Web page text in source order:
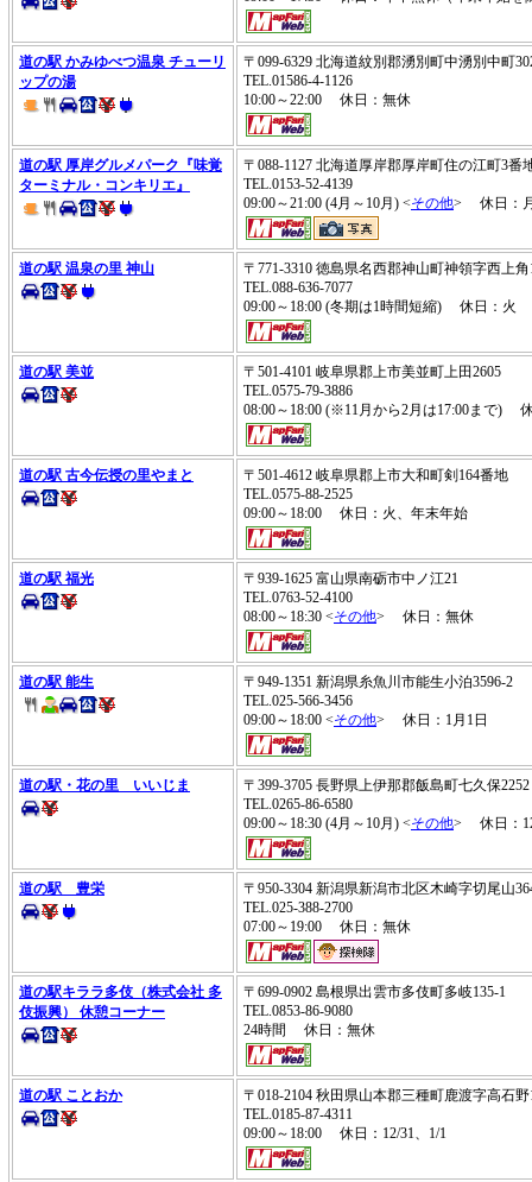
道の駅 かみゆべつ温泉 チューリ
ップの湯
〒099-6329 北海道紋別郡湧別町中湧別中町
TEL.01586-4-1126
10:00～22:00 休日：無休
道の駅 厚岸グルメパーク『味覚
ターミナル・コンキリエ』
〒088-1127 北海道厚岸郡厚岸町住の江町3
TEL.0153-52-4139
09:00～21:00 (4月～10月) <その他> 休日：月
道の駅 温泉の里 神山
〒771-3310 徳島県名西郡神山町神領字西上
TEL.088-636-7077
09:00～18:00 (冬期は1時間短縮) 休日：火
道の駅 美並
〒501-4101 岐阜県郡上市美並町上田2605
TEL.0575-79-3886
08:00～18:00 (※11月から2月は17:00まで)
道の駅 古今伝授の里やまと
〒501-4612 岐阜県郡上市大和町剣164番地
TEL.0575-88-2525
09:00～18:00 休日：火、年末年始
道の駅 福光
〒939-1625 富山県南砺市中ノ江21
TEL.0763-52-4100
08:00～18:30 <その他> 休日：無休
道の駅 能生
〒949-1351 新潟県糸魚川市能生小泊3596-2
TEL.025-566-3456
09:00～18:00 <その他> 休日：1月1日
道の駅・花の里 いいじま
〒399-3705 長野県上伊那郡飯島町七久保
TEL.0265-86-6580
09:00～18:30 (4月～10月) <その他> 休日：
道の駅 豊栄
〒950-3304 新潟県新潟市北区木崎字切尾山
TEL.025-388-2700
07:00～19:00 休日：無休
道の駅キララ多伎（株式会社 多
伎振興） 休憩コーナー
〒699-0902 島根県出雲市多伎町多岐135-1
TEL.0853-86-9080
24時間 休日：無休
道の駅 ことおか
〒018-2104 秋田県山本郡三種町鹿渡字高石
TEL.0185-87-4311
09:00～18:00 休日：12/31、1/1